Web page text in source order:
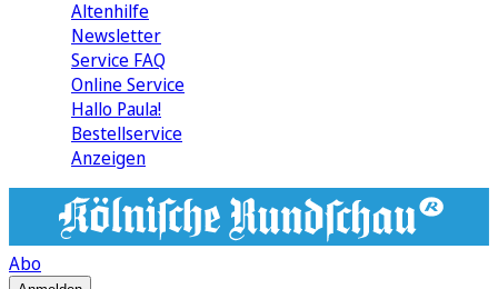
Altenhilfe
Newsletter
Service FAQ
Online Service
Hallo Paula!
Bestellservice
Anzeigen
Abo